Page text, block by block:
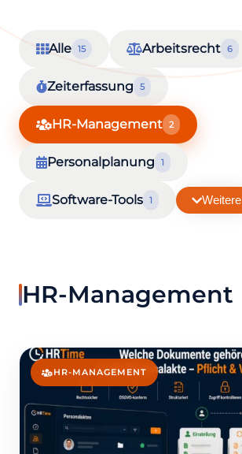
Alle 15 Arbeitsrecht 6
Zeiterfassung 5
HR-Management 2
Personalplanung 1
Software-Tools 1 Weitere
HR-Management
HR-MANAGEMENT